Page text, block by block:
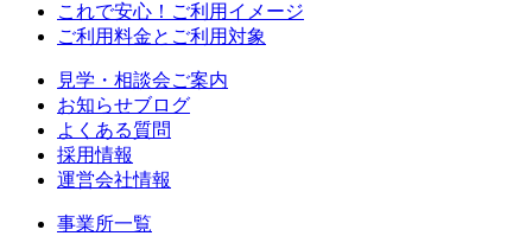
これで安心！ご利用イメージ
ご利用料金とご利用対象
見学・相談会ご案内
お知らせブログ
よくある質問
採用情報
運営会社情報
事業所一覧